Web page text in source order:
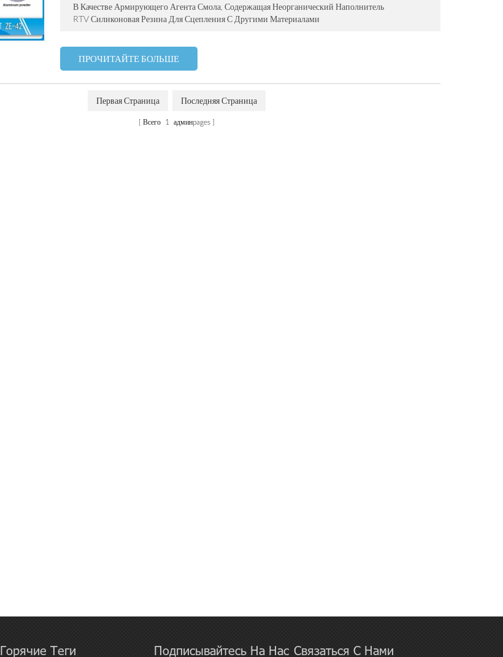
В Качестве Армирующего Агента Смола, Содержащая Неорганический Наполнитель
RTV Силиконовая Резина Для Сцепления С Другими Материалами
ПРОЧИТАЙТЕ БОЛЬШЕ
Первая Страница Последняя Страница
Всего 1 админpages
Горячие Теги Подписывайтесь На Нас Связаться С Нами